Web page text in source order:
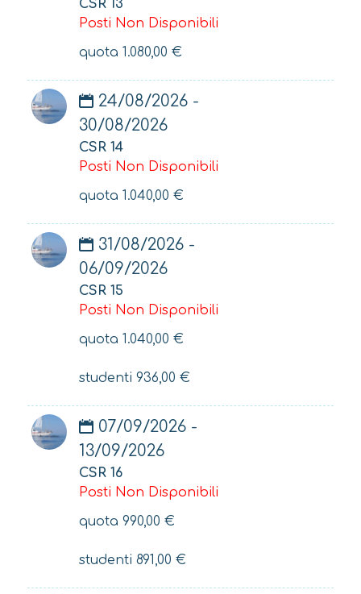
CSR 13
Posti Non Disponibili
quota 1.080,00 €
24/08/2026 -
30/08/2026
CSR 14
Posti Non Disponibili
quota 1.040,00 €
31/08/2026 -
06/09/2026
CSR 15
Posti Non Disponibili
quota 1.040,00 €
studenti 936,00 €
07/09/2026 -
13/09/2026
CSR 16
Posti Non Disponibili
quota 990,00 €
studenti 891,00 €